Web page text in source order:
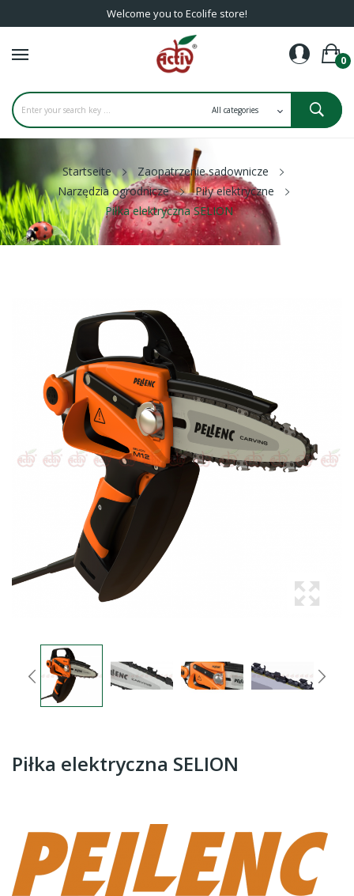
Welcome you to Ecolife store!
0
Startseite
Zaopatrzenie sadownicze
Narzędzia ogrodnicze
Piły elektryczne
Piłka elektryczna SELION
Piłka elektryczna SELION